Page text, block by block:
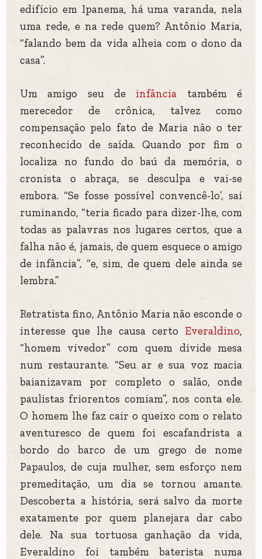
edifício em Ipanema, há uma varanda, nela
uma rede, e na rede quem? Antônio Maria,
“falando bem da vida alheia com o dono da
casa”.
Um amigo seu de infância também é
merecedor de crônica, talvez como
compensação pelo fato de Maria não o ter
reconhecido de saída. Quando por fim o
localiza no fundo do baú da memória, o
cronista o abraça, se desculpa e vai-se
embora. “Se fosse possível convencê-lo’, sai
ruminando, “teria ficado para dizer-lhe, com
todas as palavras nos lugares certos, que a
falha não é, jamais, de quem esquece o amigo
de infância”, “e, sim, de quem dele ainda se
lembra.”
Retratista fino, Antônio Maria não esconde o
interesse que lhe causa certo Everaldino,
“homem vivedor” com quem divide mesa
num restaurante. “Seu ar e sua voz macia
baianizavam por completo o salão, onde
paulistas friorentos comiam”, nos conta ele.
O homem lhe faz cair o queixo com o relato
aventuresco de quem foi escafandrista a
bordo do barco de um grego de nome
Papaulos, de cuja mulher, sem esforço nem
premeditação, um dia se tornou amante.
Descoberta a história, será salvo da morte
exatamente por quem planejara dar cabo
dele. Na sua tortuosa ganhação da vida,
Everaldino foi também baterista numa